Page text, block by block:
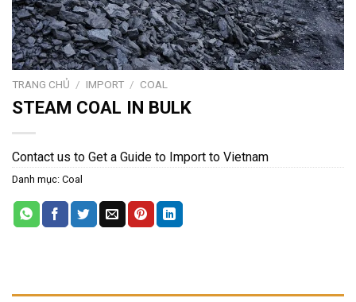
TRANG CHỦ / IMPORT / COAL
STEAM COAL IN BULK
Contact us to Get a Guide to Import to Vietnam
Danh mục: Coal